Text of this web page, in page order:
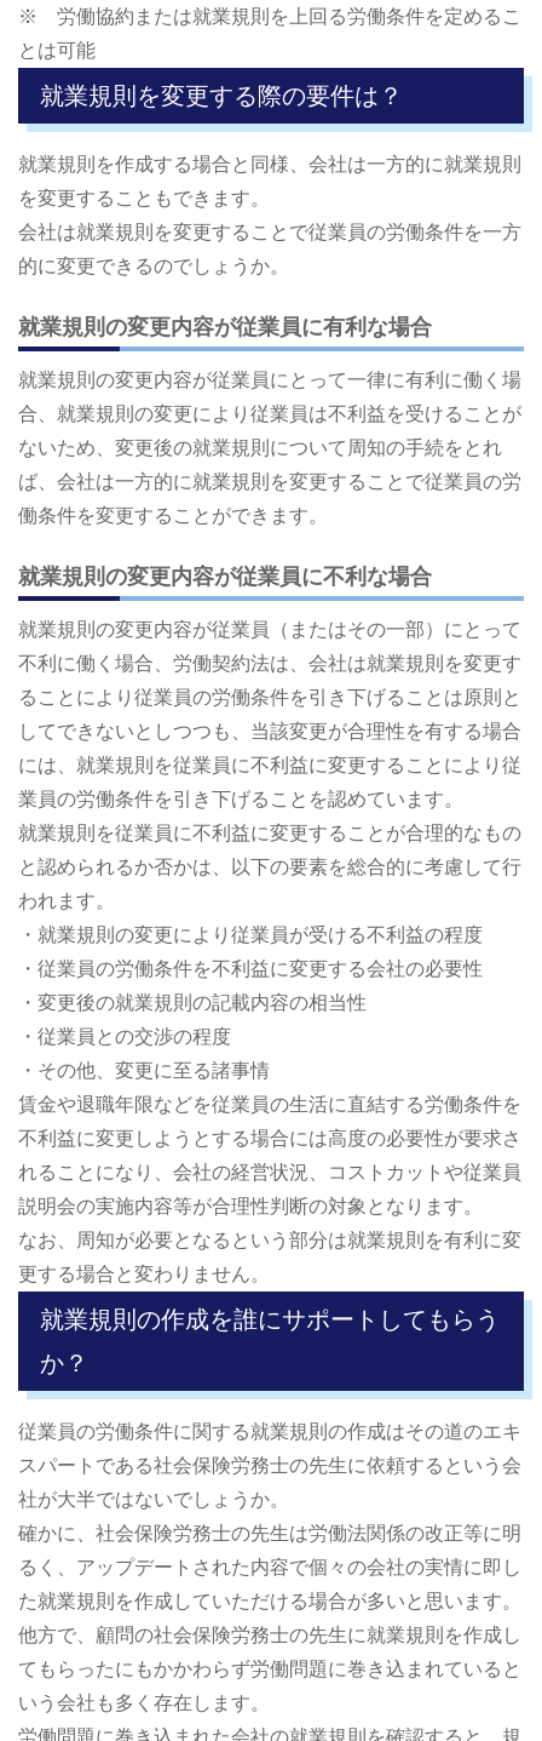
※ 労働協約または就業規則を上回る労働条件を定めるこ
とは可能
就業規則を変更する際の要件は？
就業規則を作成する場合と同様、会社は一方的に就業規則
を変更することもできます。
会社は就業規則を変更することで従業員の労働条件を一方
的に変更できるのでしょうか。
就業規則の変更内容が従業員に有利な場合
就業規則の変更内容が従業員にとって一律に有利に働く場
合、就業規則の変更により従業員は不利益を受けることが
ないため、変更後の就業規則について周知の手続をとれ
ば、会社は一方的に就業規則を変更することで従業員の労
働条件を変更することができます。
就業規則の変更内容が従業員に不利な場合
就業規則の変更内容が従業員（またはその一部）にとって
不利に働く場合、労働契約法は、会社は就業規則を変更す
ることにより従業員の労働条件を引き下げることは原則と
してできないとしつつも、当該変更が合理性を有する場合
には、就業規則を従業員に不利益に変更することにより従
業員の労働条件を引き下げることを認めています。
就業規則を従業員に不利益に変更することが合理的なもの
と認められるか否かは、以下の要素を総合的に考慮して行
われます。
・就業規則の変更により従業員が受ける不利益の程度
・従業員の労働条件を不利益に変更する会社の必要性
・変更後の就業規則の記載内容の相当性
・従業員との交渉の程度
・その他、変更に至る諸事情
賃金や退職年限などを従業員の生活に直結する労働条件を
不利益に変更しようとする場合には高度の必要性が要求さ
れることになり、会社の経営状況、コストカットや従業員
説明会の実施内容等が合理性判断の対象となります。
なお、周知が必要となるという部分は就業規則を有利に変
更する場合と変わりません。
就業規則の作成を誰にサポートしてもらう
か？
従業員の労働条件に関する就業規則の作成はその道のエキ
スパートである社会保険労務士の先生に依頼するという会
社が大半ではないでしょうか。
確かに、社会保険労務士の先生は労働法関係の改正等に明
るく、アップデートされた内容で個々の会社の実情に即し
た就業規則を作成していただける場合が多いと思います。
他方で、顧問の社会保険労務士の先生に就業規則を作成し
てもらったにもかかわらず労働問題に巻き込まれていると
いう会社も多く存在します。
労働問題に巻き込まれた会社の就業規則を確認すると、規